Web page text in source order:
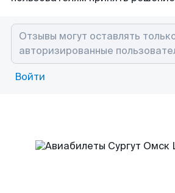
Войти